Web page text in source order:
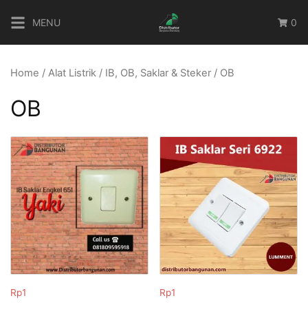
content
MENU 0
Home / Alat Listrik / IB, OB, Saklar & Steker / OB
OB
Rp1 Rp1